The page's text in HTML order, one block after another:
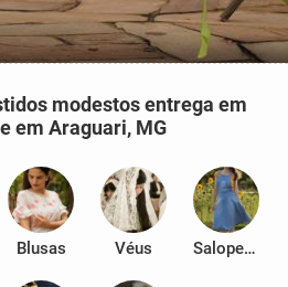
modestos entrega em
em Araguari, MG
Blusas Véus Salopetes